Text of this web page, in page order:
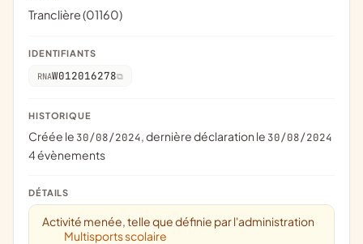
Tranclière (01160)
IDENTIFIANTS
RNAW012016278
HISTORIQUE
Créée le 30/08/2024, dernière déclaration le 30/08/2024
4 évènements
DÉTAILS
Activité menée, telle que définie par l'administration
Multisports scolaire